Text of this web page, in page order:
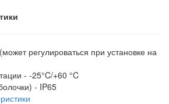
регулироваться при установке на
- -25°C/+60 °C
- IP65